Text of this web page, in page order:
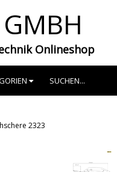
Onlineshop
2323